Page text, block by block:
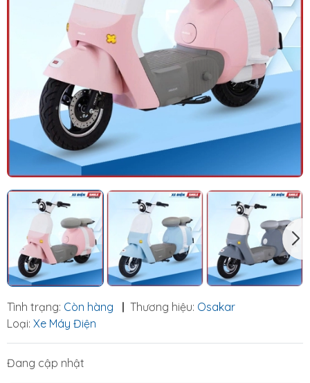
Tình trạng: Còn hàng | Thương hiệu: Osakar
Loại: Xe Máy Điện
Đang cập nhật